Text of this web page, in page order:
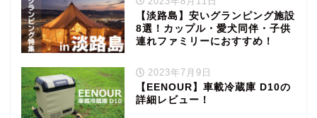
【淡路島】安いグランピング施設
8選！カップル・愛犬同伴・子供
連れファミリーにおすすめ！
2023年7月9日
【EENOUR】車載冷蔵庫 D10の
詳細レビュー！